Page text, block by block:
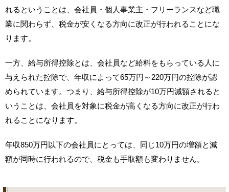
れるということは、会社員・個人事業主・フリーランスなど職
業に関わらず、税金が安くなる方向に改正が行われることにな
ります。
一方、給与所得控除とは、会社員など給料をもらっている人に
与えられた控除で、年収によって65万円～220万円の控除が認
められています。つまり、給与所得控除が10万円減額されると
いうことは、会社員を対象に税金が高くなる方向に改正が行わ
れることになります。
年収850万円以下の会社員にとっては、同じ10万円の増額と減
額が同時に行われるので、税金も手取額も変わりません。